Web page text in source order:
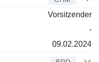
Vorsitzender
-
09.02.2024